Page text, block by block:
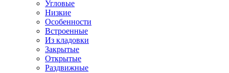
Угловые
Низкие
Особенности
Встроенные
Из кладовки
Закрытые
Открытые
Раздвижные